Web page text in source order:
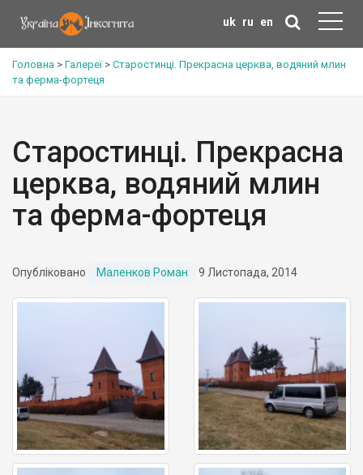
uk ru en
Головна > Галереї> Старостинці. Прекрасна церква, водяний млин
та ферма-фортеця
Старостинці. Прекрасна
церква, водяний млин
та ферма-фортеця
Опубліковано Маленков Роман 9 Листопада, 2014